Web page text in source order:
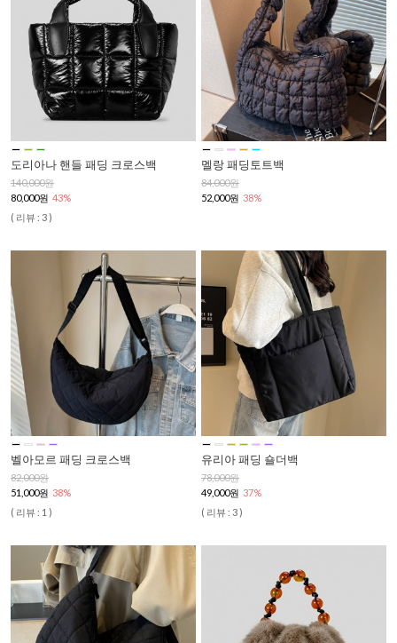
도리아나 핸들 패딩 크로스백
140,000원
80,000원 43%
( 리뷰 : 3 )
멜랑 패딩토트백
84,000원
52,000원 38%
벨아모르 패딩 크로스백
82,000원
51,000원 38%
( 리뷰 : 1 )
유리아 패딩 숄더백
78,000원
49,000원 37%
( 리뷰 : 3 )